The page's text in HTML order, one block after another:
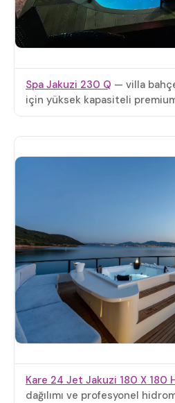
Spa Jakuzi 230 Q — villa
için yüksek kapasiteli
Kare 24 Jet Jakuzi 180 X 180
dağılımı ve profesyonel